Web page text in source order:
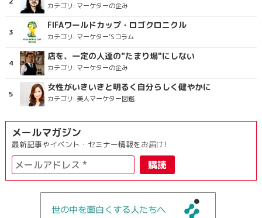
カテゴリ: マーケターの企み
FIFAワールドカップ・ロゴクロニクル
カテゴリ: マーケター’Sコラム
店を、一定の人達の"たまり場"にしない
カテゴリ: マーケターの企み
女性がいきいきと明るく自分らしく健やかに
カテゴリ: 美人マーケター図鑑
メールマガジン
最新記事やイベント・セミナー情報をお届け!